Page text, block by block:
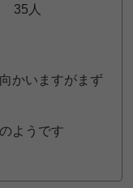
35人
かいますがまず
ようです